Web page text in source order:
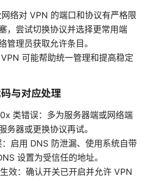
络对 VPN 的端口和协议有严格限
，尝试切换协议并选择更常用端
管理员获取允许条目。
可能帮助统一管理和提高稳定
与对应处理
类错误：多为服务器端或网络端
务器或更换协议再试。
启用 DNS 防泄漏、使用系统自带
设置为受信任的地址。
效：确认开关已开启并允许 VPN